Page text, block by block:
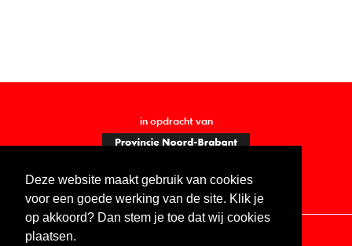
Deze website maakt gebruik van cookies
voor een goede werking van de site. Klik je
op akkoord? Dan stem je toe dat wij cookies
plaatsen.
in opdracht van